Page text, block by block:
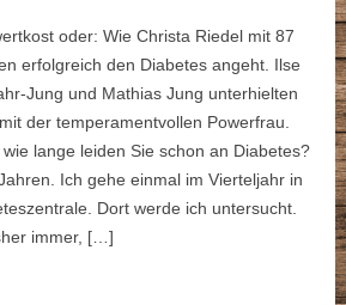
oder: Wie Christa Riedel mit 87
erfolgreich den Diabetes angeht. Ilse
Jung und Mathias Jung unterhielten
der temperamentvollen Powerfrau.
lange leiden Sie schon an Diabetes?
Ich gehe einmal im Vierteljahr in
Dort werde ich untersucht.
immer, […]